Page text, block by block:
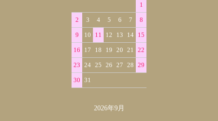
1
2 3 4 5 6 7 8
9 10 11 12 13 14 15
16 17 18 19 20 21 22
23 24 25 26 27 28 29
30 31
2026年9月